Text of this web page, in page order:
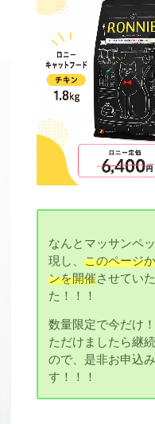
なんとマッサンペ
現し、このページ
ンを開催させてい
た！！！
数量限定で今だけ
ただけましたら継
ので、是非お申込
す！！！